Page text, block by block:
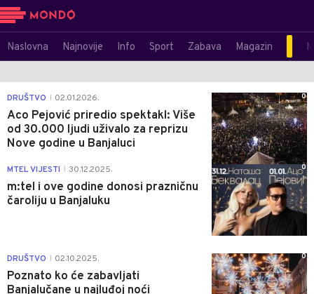
Naslovna Najnovije Info Sport Zabava Magazin
DRUŠTVO 02.01.2026.
Aco Pejović priredio spektakl: Više
od 30.000 ljudi uživalo za reprizu
Nove godine u Banjaluci
0
MTEL VIJESTI 30.12.2025.
m:tel i ove godine donosi prazničnu
čaroliju u Banjaluku
0
DRUŠTVO 02.10.2025.
Poznato ko će zabavljati
Banjalučane u najluđoj noći
0